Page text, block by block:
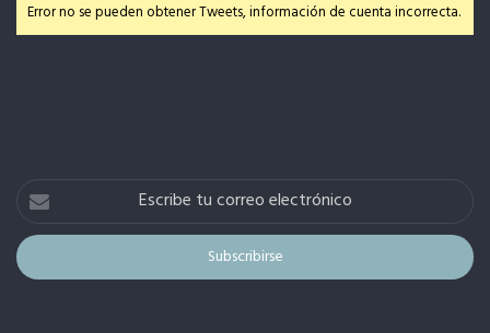
Error no se pueden obtener Tweets, información de cuenta incorrecta.
Escribe
correo
electrónico